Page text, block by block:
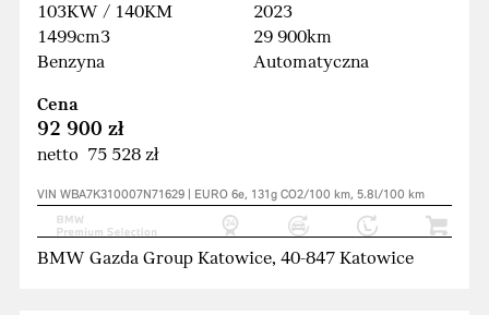
103KW / 140KM
1499cm3
Benzyna
2023
29 900km
Automatyczna
Cena
92 900 zł
netto 75 528 zł
VIN WBA7K310007N71629 | EURO 6e, 131g CO2/100 km, 5.8l/100 km
BMW Gazda Group Katowice, 40-847 Katowice